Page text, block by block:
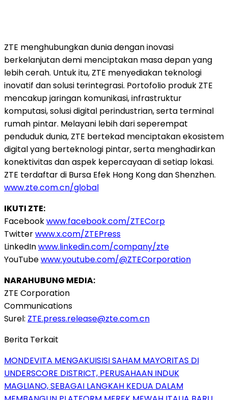
ZTE menghubungkan dunia dengan inovasi
berkelanjutan demi menciptakan masa depan yang
lebih cerah. Untuk itu, ZTE menyediakan teknologi
inovatif dan solusi terintegrasi. Portofolio produk ZTE
mencakup jaringan komunikasi, infrastruktur
komputasi, solusi digital perindustrian, serta terminal
rumah pintar. Melayani lebih dari seperempat
penduduk dunia, ZTE bertekad menciptakan ekosistem
digital yang berteknologi pintar, serta menghadirkan
konektivitas dan aspek kepercayaan di setiap lokasi.
ZTE terdaftar di Bursa Efek Hong Kong dan Shenzhen.
www.zte.com.cn/global
IKUTI ZTE:
Facebookwww.facebook.com/ZTECorp
Twitterwww.x.com/ZTEPress
LinkedInwww.linkedin.com/company/zte
YouTubewww.youtube.com/@ZTECorporation
NARAHUBUNG MEDIA:
ZTE Corporation
Communications
Surel: ZTE.press.release@zte.com.cn
Berita Terkait
MONDEVITA MENGAKUISISI SAHAM MAYORITAS DI
UNDERSCORE DISTRICT, PERUSAHAAN INDUK
MAGLIANO, SEBAGAI LANGKAH KEDUA DALAM